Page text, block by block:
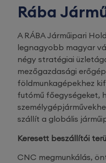
Rába
A RÁBA Járműipari
legnagyobb magyar
négy stratégiai
mezőgazdasági
földmunkagépekhez
futómű főegységeket,
szállít a globális
Keresett beszállítói
CNC megmunkálás,